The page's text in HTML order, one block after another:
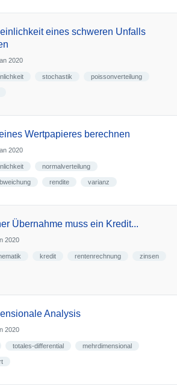
eines schweren Unfalls
2020
stochastik poissonverteilung
Wertpapieres berechnen
2020
normalverteilung
rendite varianz
Übernahme muss ein Kredit...
2020
kredit rentenrechnung zinsen
Analysis
2020
totales-differential mehrdimensional